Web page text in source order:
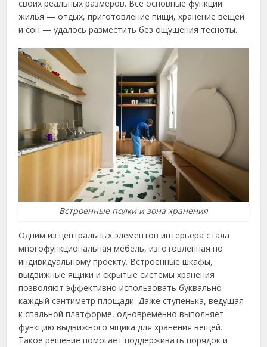
своих реальных размеров. Все основные функции
жилья — отдых, приготовление пищи, хранение вещей
и сон — удалось разместить без ощущения тесноты.
Встроенные полки и зона хранения
Одним из центральных элементов интерьера стала
многофункциональная мебель, изготовленная по
индивидуальному проекту. Встроенные шкафы,
выдвижные ящики и скрытые системы хранения
позволяют эффективно использовать буквально
каждый сантиметр площади. Даже ступенька, ведущая
к спальной платформе, одновременно выполняет
функцию выдвижного ящика для хранения вещей.
Такое решение помогает поддерживать порядок и